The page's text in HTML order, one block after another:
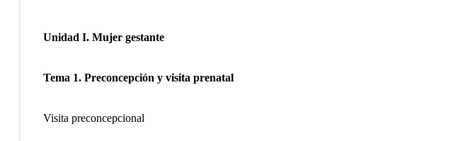
Unidad I. Mujer gestante
Tema 1. Preconcepción y visita prenatal
Visita preconcepcional